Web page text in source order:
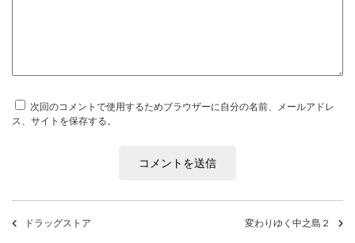
次回のコメントで使用するためブラウザーに自分の名前、メールアドレ
ス、サイトを保存する。
ドラッグストア 変わりゆく中之島２